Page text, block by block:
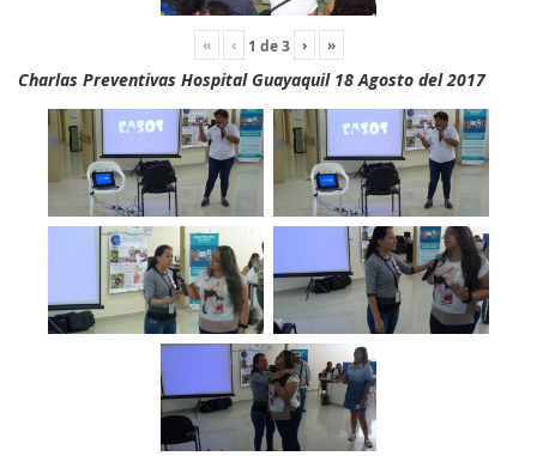
« ‹ 1 de3 › »
Charlas Preventivas Hospital Guayaquil 18 Agosto del 2017